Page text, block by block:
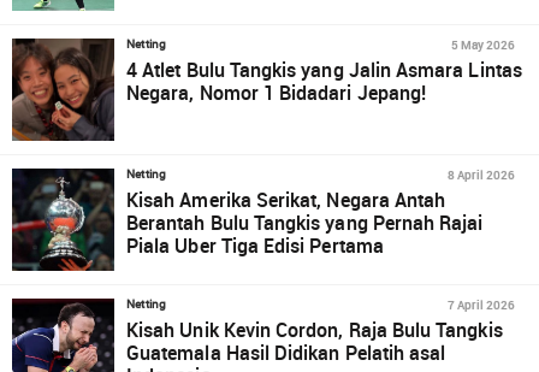
Netting 5 May 2026
4 Atlet Bulu Tangkis yang Jalin Asmara Lintas
Negara, Nomor 1 Bidadari Jepang!
Netting 8 April 2026
Kisah Amerika Serikat, Negara Antah
Berantah Bulu Tangkis yang Pernah Rajai
Piala Uber Tiga Edisi Pertama
Netting 7 April 2026
Kisah Unik Kevin Cordon, Raja Bulu Tangkis
Guatemala Hasil Didikan Pelatih asal